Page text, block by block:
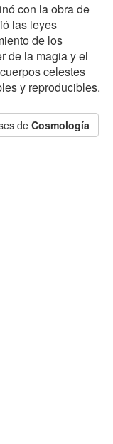
con la obra de
las leyes
de los
de la magia y el
celestes
y reproducibles.
de Cosmología